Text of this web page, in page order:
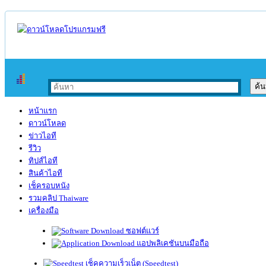
หน้าแรก
ดาวน์โหลด
ข่าวไอที
รีวิว
ทิปส์ไอที
สินค้าไอที
เช็ครอบหนัง
รวมคลิป Thaiware
เครื่องมือ
ซอฟต์แวร์
แอปพลิเคชันบนมือถือ
เช็คความเร็วเน็ต (Speedtest)